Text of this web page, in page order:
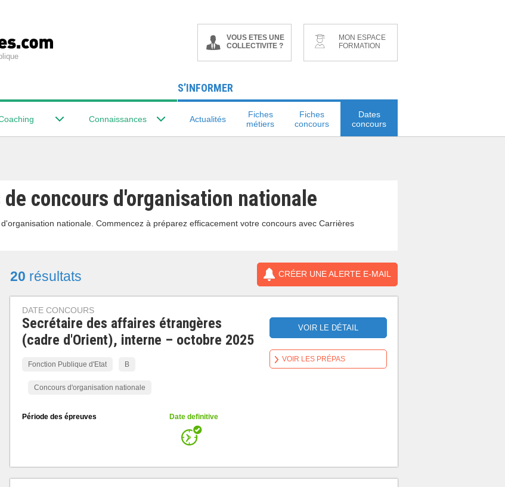
VOUS ETES UNE
COLLECTIVITE ?
MON ESPACE
FORMATION
Connaissances
S’INFORMER
Actualités
Fiches
métiers
Fiches
concours
Dates
concours
concours d'organisation nationale
nationale. Commencez à préparez efficacement votre concours avec Carrières
20 résultats CRÉER UNE ALERTE E-MAIL
DATE CONCOURS
Secrétaire des affaires étrangères
(cadre d'Orient), interne – octobre 2025
Fonction Publique d'Etat B
Concours d'organisation nationale
Période des épreuves Date definitive
VOIR LE DÉTAIL
VOIR LES PRÉPAS